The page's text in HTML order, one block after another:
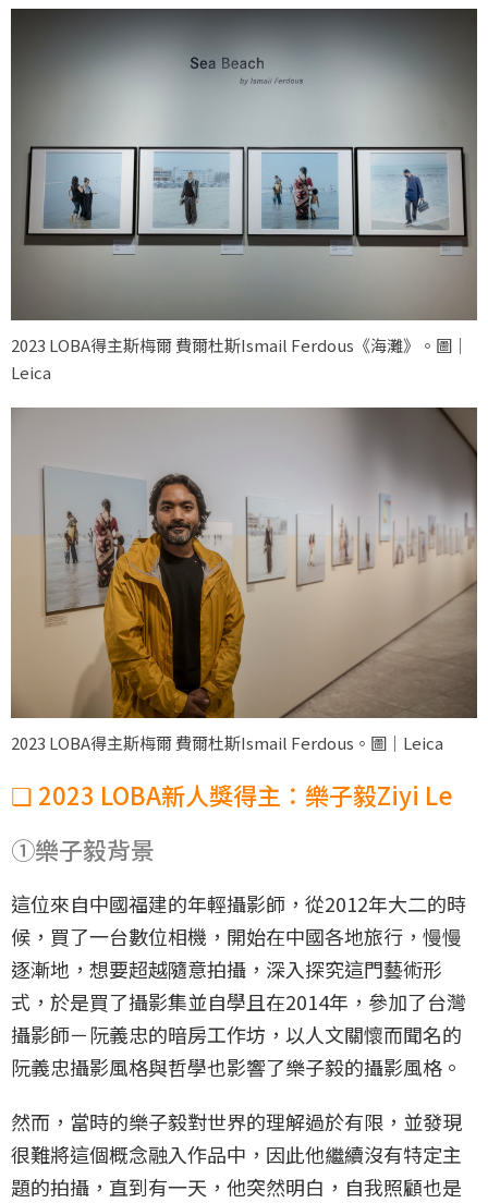
2023 LOBA得主斯梅爾 費爾杜斯Ismail Ferdous《海灘》。圖｜
Leica
2023 LOBA得主斯梅爾 費爾杜斯Ismail Ferdous。圖｜Leica
❏ 2023 LOBA新人獎得主：樂子毅Ziyi Le
①樂子毅背景
這位來自中國福建的年輕攝影師，從2012年大二的時
候，買了一台數位相機，開始在中國各地旅行，慢慢
逐漸地，想要超越隨意拍攝，深入探究這門藝術形
式，於是買了攝影集並自學且在2014年，參加了台灣
攝影師－阮義忠的暗房工作坊，以人文關懷而聞名的
阮義忠攝影風格與哲學也影響了樂子毅的攝影風格。
然而，當時的樂子毅對世界的理解過於有限，並發現
很難將這個概念融入作品中，因此他繼續沒有特定主
題的拍攝，直到有一天，他突然明白，自我照顧也是